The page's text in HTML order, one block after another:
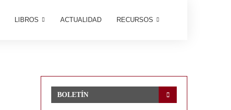
LIBROS ACTUALIDAD RECURSOS
BOLETÍN